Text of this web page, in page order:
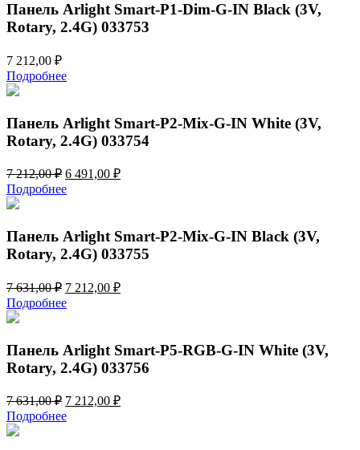
Панель Arlight Smart-P1-Dim-G-IN Black (3V,
Rotary, 2.4G) 033753
7 212,00 ₽
Подробнее
Панель Arlight Smart-P2-Mix-G-IN White (3V,
Rotary, 2.4G) 033754
7 212,00₽ Первоначальная
цена
составляла
212,00 ₽.
6 491,00 ₽Текущая
Подробнее
Панель Arlight Smart-P2-Mix-G-IN Black (3V,
Rotary, 2.4G) 033755
7 631,00₽ Первоначальная
цена
составляла
631,00 ₽.
7 212,00 ₽Текущая
Подробнее
Панель Arlight Smart-P5-RGB-G-IN White (3V,
Rotary, 2.4G) 033756
7 631,00₽ Первоначальная
цена
составляла
7 212,00 ₽Текущая
Подробнее